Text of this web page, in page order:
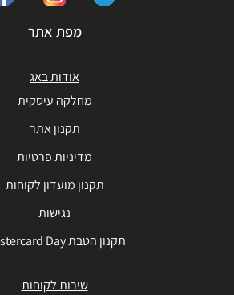
מפת אתר
אודות באג
מחלקה עיסקית
תקנון אתר
מדיניות פרטיות
תקנון מועדון לקוחות
נגישות
תקנון הטבת Mastercard Day
שירות לקוחות